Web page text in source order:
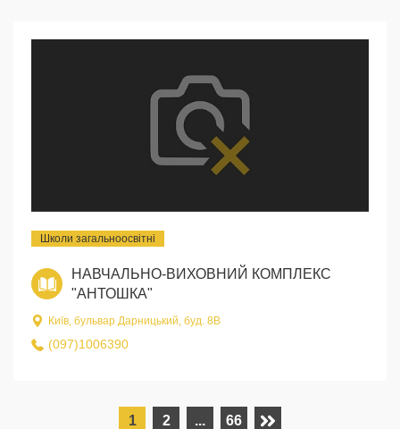
Школи загальноосвітні
НАВЧАЛЬНО-ВИХОВНИЙ КОМПЛЕКС
"АНТОШКА"
Київ, бульвар Дарницький, буд. 8В
(097)1006390
1 2 ... 66